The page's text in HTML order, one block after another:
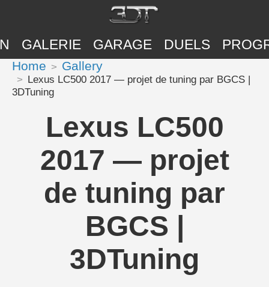
GALERIE GARAGE DUELS
Home Gallery
Lexus LC500 2017 — projet de tuning par BGCS |
3DTuning
Lexus LC500
2017 — projet
de tuning par
BGCS |
3DTuning